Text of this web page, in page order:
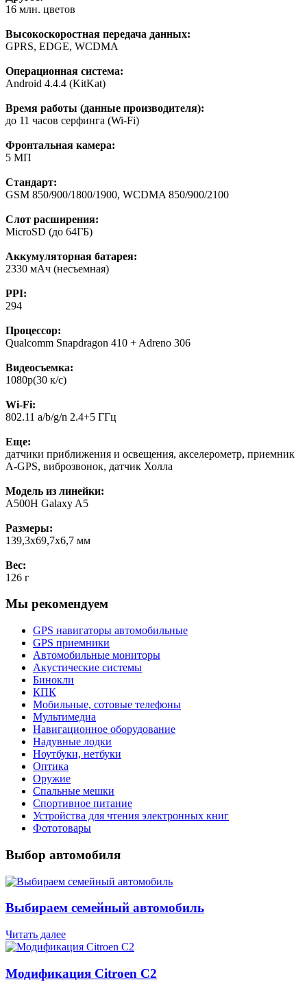
16 млн. цветов
Высокоскоростная передача данных:
GPRS, EDGE, WCDMA
Операционная система:
Android 4.4.4 (KitKat)
Время работы (данные производителя):
до 11 часов серфинга (Wi-Fi)
Фронтальная камера:
5 МП
Стандарт:
GSM 850/900/1800/1900, WCDMA 850/900/2100
Слот расширения:
MicroSD (до 64ГБ)
Аккумуляторная батарея:
2330 мАч (несъемная)
PPI:
294
Процессор:
Qualcomm Snapdragon 410 + Adreno 306
Видеосъемка:
1080р(30 к/с)
Wi-Fi:
802.11 a/b/g/n 2.4+5 ГГц
Еще:
датчики приближения и освещения, акселерометр, приемник
А-GPS, виброзвонок, датчик Холла
Модель из линейки:
A500H Galaxy A5
Размеры:
139,3x69,7x6,7 мм
Вес:
126 г
Мы рекомендуем
GPS навигаторы автомобильные
GPS приемники
Автомобильные мониторы
Акустические системы
Бинокли
КПК
Мобильные, сотовые телефоны
Мультимедиа
Навигационное оборудование
Надувные лодки
Ноутбуки, нетбуки
Оптика
Оружие
Спальные мешки
Спортивное питание
Устройства для чтения электронных книг
Фототовары
Выбор автомобиля
Выбираем семейный автомобиль
Читать далее
Модификация Citroen С2